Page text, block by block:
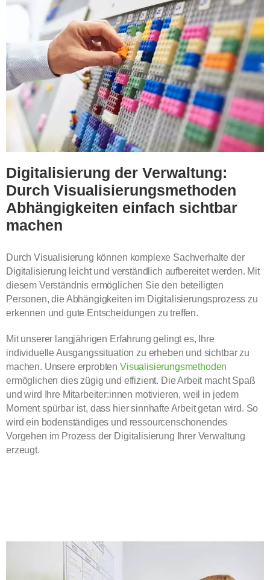
Digitalisierung der Verwaltung:
Durch Visualisierungsmethoden
Abhängigkeiten einfach sichtbar
machen
Durch Visualisierung können komplexe Sachverhalte der
Digitalisierung leicht und verständlich aufbereitet werden. Mit
diesem Verständnis ermöglichen Sie den beteiligten
Personen, die Abhängigkeiten im Digitalisierungsprozess zu
erkennen und gute Entscheidungen zu treffen.
Mit unserer langjährigen Erfahrung gelingt es, Ihre
individuelle Ausgangssituation zu erheben und sichtbar zu
machen. Unsere erprobten Visualisierungsmethoden
ermöglichen dies zügig und effizient. Die Arbeit macht Spaß
und wird Ihre Mitarbeiter:innen motivieren, weil in jedem
Moment spürbar ist, dass hier sinnhafte Arbeit getan wird. So
wird ein bodenständiges und ressourcenschonendes
Vorgehen im Prozess der Digitalisierung Ihrer Verwaltung
erzeugt.